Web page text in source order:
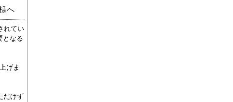
へ
れてい
となる
げま
だけず